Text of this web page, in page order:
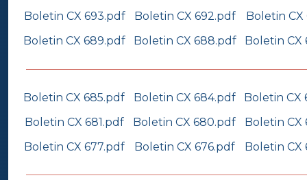
Boletin CX 693.pdf
Boletin CX 692.pdf
Boletin CX
Boletin CX 689.pdf
Boletin CX 688.pdf Boletin CX
Boletin CX 685.pdf Boletin CX 684.pdf
Boletin CX
Boletin CX 681.pdf
Boletin CX 680.pdf
Boletin CX
Boletin CX 677.pdf
Boletin CX 676.pdf Boletin CX